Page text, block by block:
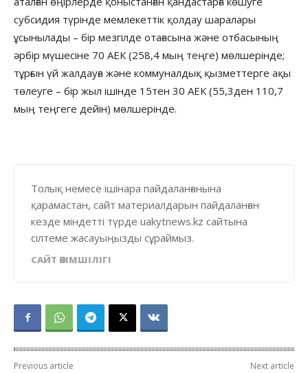
субсидия түрінде мемлекеттік қолдау шаралары
ұсынылады – бір мезгілде отағасына және отбасының
әрбір мүшесіне 70 АЕК (258,4 мың теңге) мөлшерінде;
тұрғын үй жалдауға және коммуналдық қызметтерге ақы
төлеуге – бір жыл ішінде 15тен 30 АЕК (55,3ден 110,7
мың теңгеге дейін) мөлшерінде.
Толық немесе ішінара пайдаланғанына
қарамастан, сайт материалдарын пайдаланған
кезде міндетті түрде uakytnews.kz сайтына
сілтеме жасауыңызды сұраймыз.
САЙТ ӘКІМШІЛІГІ
Previous article
Next article